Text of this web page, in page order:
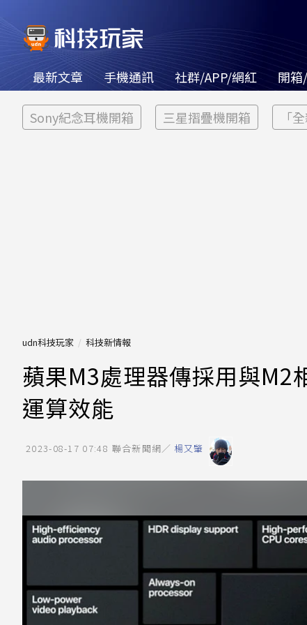
最新文章 手機通訊 社群/APP/網紅 開
Sony紀念耳機開箱 三星摺疊機開箱 「
udn科技玩家 科技新情報
蘋果M3處理器傳採用與M2
運算效能
2023-08-17 07:48 聯合新聞網／ 楊又肇